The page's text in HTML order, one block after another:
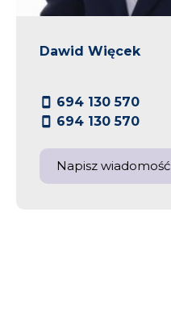
Dawid Więcek
694 130 570
694 130 570
Napisz wiadomość